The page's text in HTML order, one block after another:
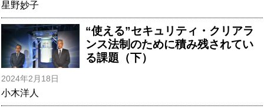
星野妙子
“使える”セキュリティ・クリアラ
ンス法制のために積み残されてい
る課題（下）
2024年2月18日
小木洋人